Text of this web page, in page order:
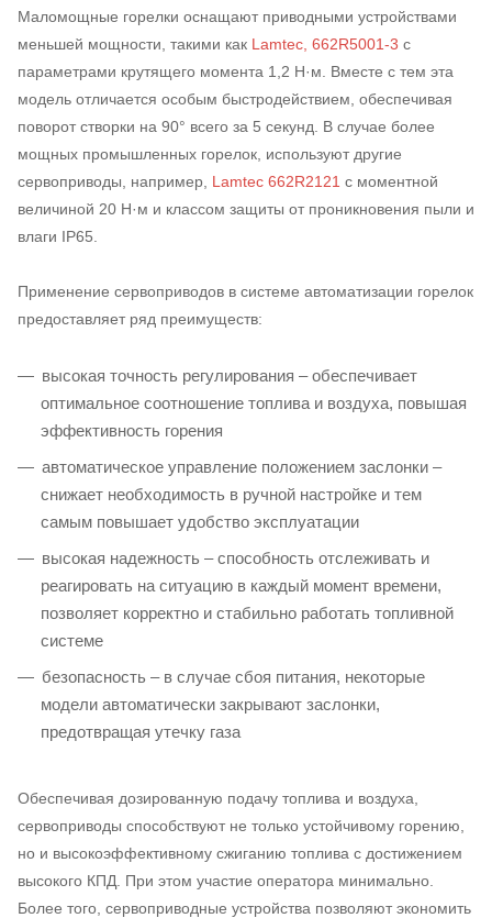
Маломощные горелки оснащают приводными устройствами
меньшей мощности, такими как Lamtec, 662R5001-3 с
параметрами крутящего момента 1,2 Н·м. Вместе с тем эта
модель отличается особым быстродействием, обеспечивая
поворот створки на 90° всего за 5 секунд. В случае более
мощных промышленных горелок, используют другие
сервоприводы, например, Lamtec 662R2121 с моментной
величиной 20 Н·м и классом защиты от проникновения пыли и
влаги IP65.
Применение сервоприводов в системе автоматизации горелок
предоставляет ряд преимуществ:
высокая точность регулирования – обеспечивает
оптимальное соотношение топлива и воздуха, повышая
эффективность горения
автоматическое управление положением заслонки –
снижает необходимость в ручной настройке и тем
самым повышает удобство эксплуатации
высокая надежность – способность отслеживать и
реагировать на ситуацию в каждый момент времени,
позволяет корректно и стабильно работать топливной
системе
безопасность – в случае сбоя питания, некоторые
модели автоматически закрывают заслонки,
предотвращая утечку газа
Обеспечивая дозированную подачу топлива и воздуха,
сервоприводы способствуют не только устойчивому горению,
но и высокоэффективному сжиганию топлива с достижением
высокого КПД. При этом участие оператора минимально.
Более того, сервоприводные устройства позволяют экономить